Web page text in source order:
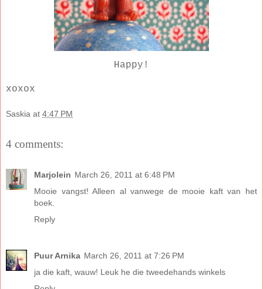
Happy!
xoxox
Saskia at 4:47 PM
4 comments:
Marjolein March 26, 2011 at 6:48 PM
Mooie vangst! Alleen al vanwege de mooie kaft van het
boek.
Reply
Puur Arnika March 26, 2011 at 7:26 PM
ja die kaft, wauw! Leuk he die tweedehands winkels